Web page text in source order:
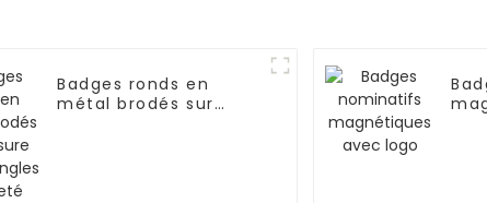
Badges ronds en
métal brodés sur